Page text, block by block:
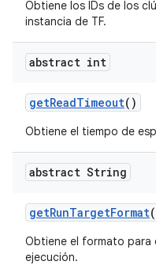
Obtiene los IDs de los
instancia de TF.
abstract int
getReadTimeout()
Obtiene el tiempo de
abstract String
getRunTargetFormat
Obtiene el formato
ejecución.